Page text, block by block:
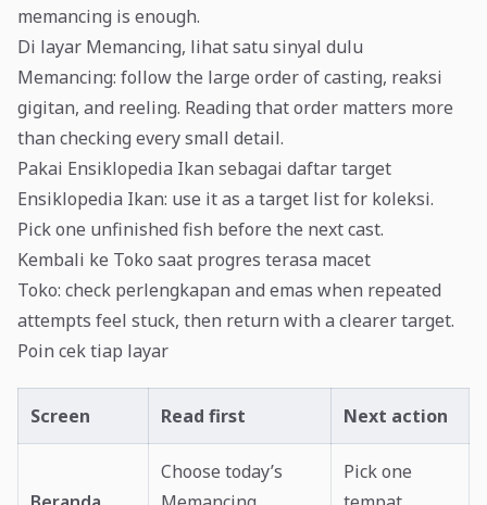
memancing is enough.
Di layar Memancing, lihat satu sinyal dulu
Memancing: follow the large order of casting, reaksi
gigitan, and reeling. Reading that order matters more
than checking every small detail.
Pakai Ensiklopedia Ikan sebagai daftar target
Ensiklopedia Ikan: use it as a target list for koleksi.
Pick one unfinished fish before the next cast.
Kembali ke Toko saat progres terasa macet
Toko: check perlengkapan and emas when repeated
attempts feel stuck, then return with a clearer target.
Poin cek tiap layar
Screen Read first Next action
Choose today’s
Pick one